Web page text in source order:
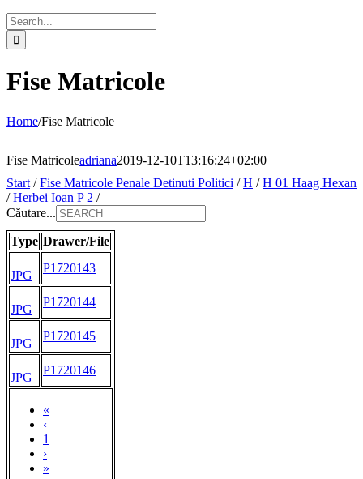
Search
for:
Fise Matricole
Home/Fise Matricole
Fise Matricoleadriana2019-12-10T13:16:24+02:00
Start /Fise Matricole Penale Detinuti Politici /H /H 01 Haag Hexan
/Herbei Ioan P 2 /
Căutare...
Type Drawer/File
«
‹
1
›
»
JPG
P1720143
JPG
P1720144
JPG
P1720145
JPG
P1720146